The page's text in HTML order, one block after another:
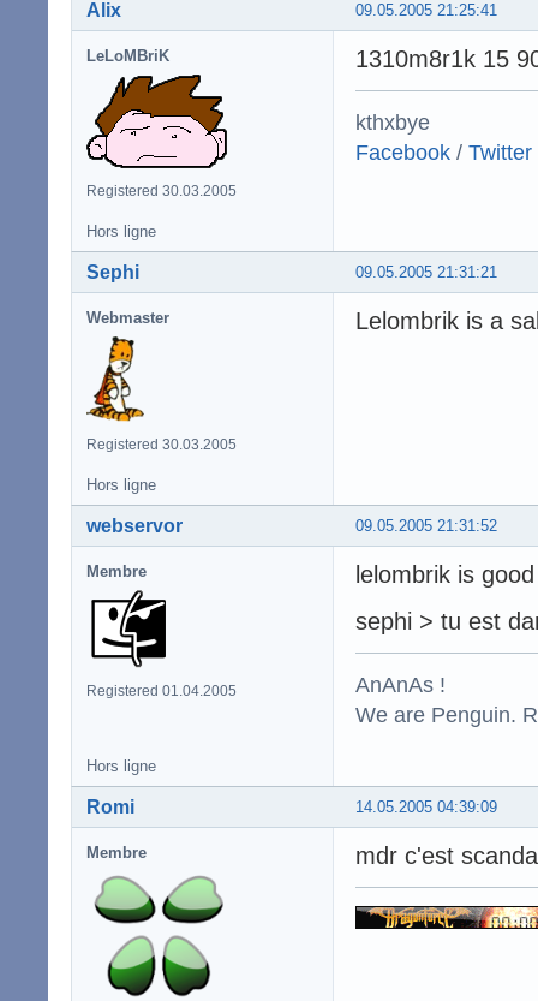
09.05.2005 21:25:41
Alix
LeLoMBriK
Registered 30.03.2005
1310m8r1k 15
kthxbye
Facebook / Twitter
Hors ligne
09.05.2005 21:31:21
Sephi
Webmaster
Registered 30.03.2005
Lelombrik is a
Hors ligne
09.05.2005 21:31:52
webservor
Membre
Registered 01.04.2005
lelombrik is good
sephi > tu est
AnAnAs !
We are Penguin.
Hors ligne
14.05.2005 04:39:09
Romi
Membre mdr c'est